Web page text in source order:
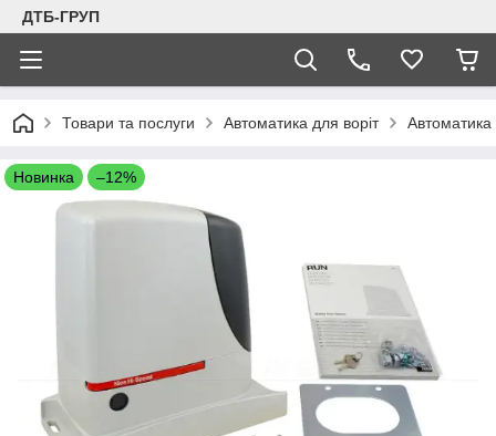
ДТБ-ГРУП
Товари та послуги Автоматика для воріт Автоматика
Новинка –12%